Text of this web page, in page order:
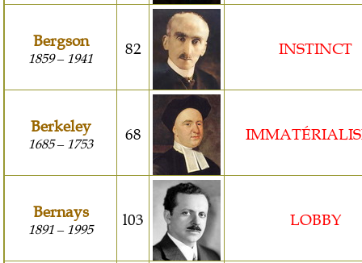
Bergson
1859– 1941 82 INSTINCT
Berkeley
1685– 1753 68
Bernays
1891 – 1995 l03 LOBBY